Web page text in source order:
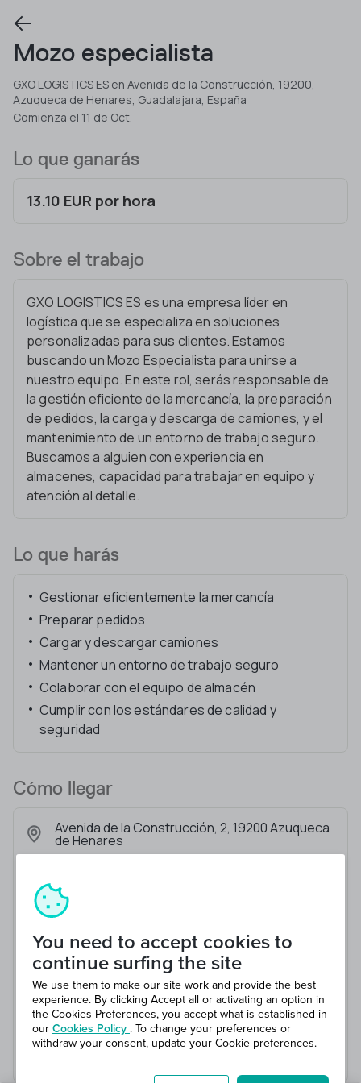
Mozo especialista
GXO LOGISTICS ES en Avenida de la Construcción, 19200,
Azuqueca de Henares, Guadalajara, España
Comienza el 11 de Oct.
Lo que ganarás
13.10 EUR por hora
Sobre el trabajo
GXO LOGISTICS ES es una empresa líder en
logística que se especializa en soluciones
personalizadas para sus clientes. Estamos
buscando un Mozo Especialista para unirse a
nuestro equipo. En este rol, serás responsable de
la gestión eficiente de la mercancía, la preparación
de pedidos, la carga y descarga de camiones, y el
mantenimiento de un entorno de trabajo seguro.
Buscamos a alguien con experiencia en
almacenes, capacidad para trabajar en equipo y
atención al detalle.
Lo que harás
Gestionar eficientemente la mercancía
Preparar pedidos
Cargar y descargar camiones
Mantener un entorno de trabajo seguro
Colaborar con el equipo de almacén
Cumplir con los estándares de calidad y
seguridad
Cómo llegar
Avenida de la Construcción, 2, 19200 Azuqueca
de Henares
You need to accept cookies to
continue surfing the site
We use them to make our site work and provide the best
experience. By clicking Accept all or activating an option in
the Cookies Preferences, you accept what is established in
our Cookies Policy . To change your preferences or
withdraw your consent, update your Cookie preferences.